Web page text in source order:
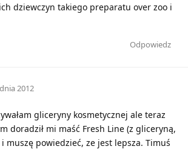
dziewczyn takiego preparatu over zoo i
Odpowiedz
2012
gliceryny kosmetycznej ale teraz
doradził mi maść Fresh Line (z gliceryną,
muszę powiedzieć, ze jest lepsza. Timuś